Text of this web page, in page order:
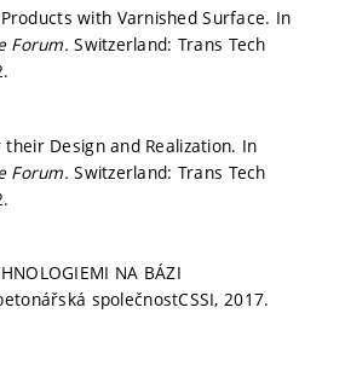
with Varnished Surface. In
Forum.Switzerland: Trans Tech
Design and Realization. In
Forum.Switzerland: Trans Tech
NA BÁZI
společnostCSSI, 2017.